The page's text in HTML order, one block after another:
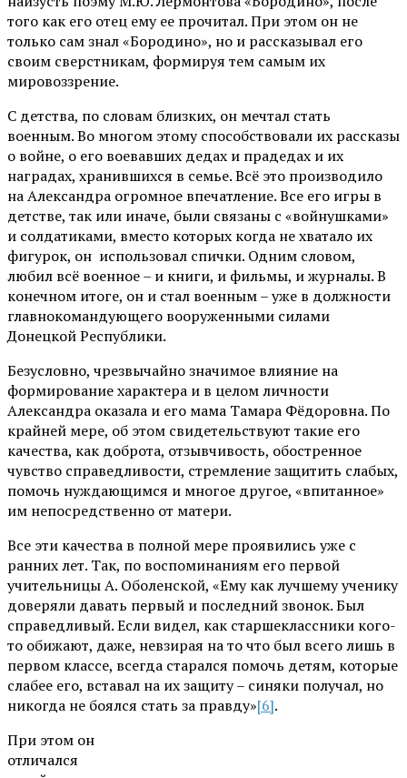
того как его отец ему ее прочитал. При этом он не
только сам знал «Бородино», но и рассказывал его
своим сверстникам, формируя тем самым их
мировоззрение.
С детства, по словам близких, он мечтал стать
военным. Во многом этому способствовали их рассказы
о войне, о его воевавших дедах и прадедах и их
наградах, хранившихся в семье. Всё это производило
на Александра огромное впечатление. Все его игры в
детстве, так или иначе, были связаны с «войнушками»
и солдатиками, вместо которых когда не хватало их
фигурок, он использовал спички. Одним словом,
любил всё военное – и книги, и фильмы, и журналы. В
конечном итоге, он и стал военным – уже в должности
главнокомандующего вооруженными силами
Донецкой Республики.
Безусловно, чрезвычайно значимое влияние на
формирование характера и в целом личности
Александра оказала и его мама Тамара Фёдоровна. По
крайней мере, об этом свидетельствуют такие его
качества, как доброта, отзывчивость, обостренное
чувство справедливости, стремление защитить слабых,
помочь нуждающимся и многое другое, «впитанное»
им непосредственно от матери.
Все эти качества в полной мере проявились уже с
ранних лет. Так, по воспоминаниям его первой
учительницы А. Оболенской, «Ему как лучшему ученику
доверяли давать первый и последний звонок. Был
справедливый. Если видел, как старшеклассники кого-
то обижают, даже, невзирая на то что был всего лишь в
первом классе, всегда старался помочь детям, которые
слабее его, вставал на их защиту – синяки получал, но
никогда не боялся стать за правду»[6].
При этом он
отличался